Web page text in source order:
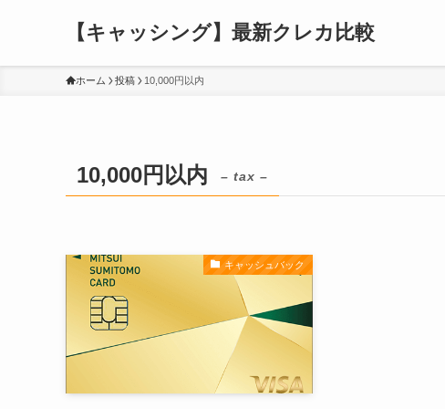
【キャッシング】最新クレカ比較
ホーム 投稿 10,000円以内
10,000円以内 – tax –
キャッシュバック